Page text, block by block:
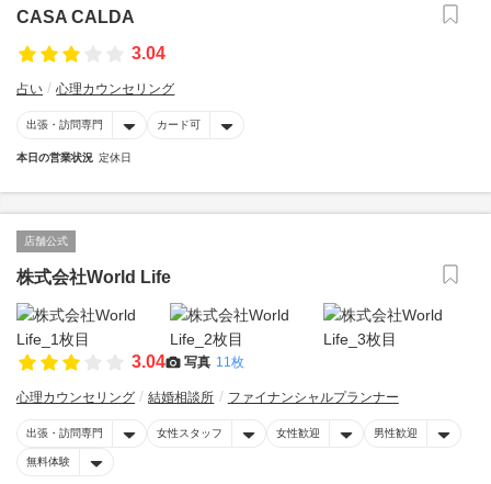
CASA CALDA
3.04
占い 心理カウンセリング
出張・訪問専門 カード可
本日の営業状況 定休日
店舗公式
株式会社World Life
3.04 写真 11枚
心理カウンセリング 結婚相談所 ファイナンシャルプランナー
出張・訪問専門 女性スタッフ 女性歓迎 男性歓迎
無料体験